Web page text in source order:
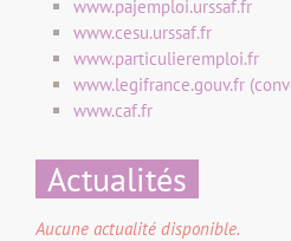
www.pajemploi.urssaf.fr
www.cesu.urssaf.fr
www.particulieremploi.fr
www.legifrance.gouv.fr
www.caf.fr
Actualités
Aucune actualité disponible.